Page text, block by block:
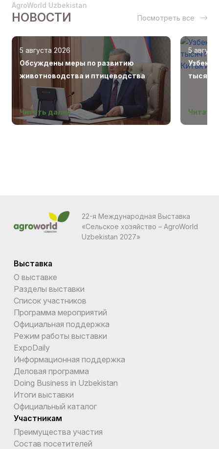
AgroWorld Uzbekistan
НОВОСТИ Посмотреть все
5 августа 2026
Обсуждены меры по развитию
животноводства и птицеводства
Читать далее
5
тысяч
Читать
22-я Международная Выставка
«Сельское хозяйство – AgroWorld
Uzbekistan 2027»
Выставка
О выставке
Разделы выставки
Список участников
Программа мероприятий
Официальная поддержка
Режим работы выставки
ExpoDaily
Информационная поддержка
Деловая программа
Doing Business in Uzbekistan
Итоги выставки
Официальный каталог
Участникам
Преимущества участия
Состав посетителей